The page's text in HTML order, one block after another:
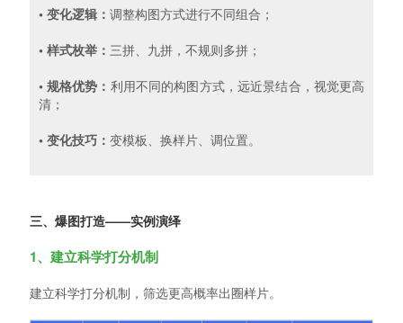
• 变化逻辑： 调整构图方式进行不同组合；
• 样式枚举： 三拼、九拼，不规则多拼；
• 规格优势： 利用不同的构图方式，远近景结合，视觉更高
清；
• 变化技巧： 变模板、换样片、调位置。
三、爆图打造——实例演绎
1、建立科学打分机制
建立科学打分机制，筛选更高概率出圈样片。